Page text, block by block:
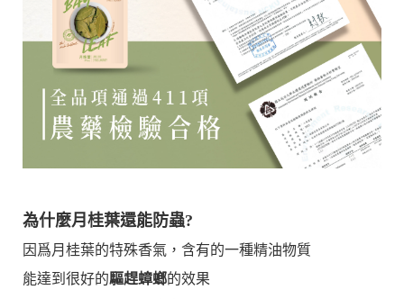
為什麼月桂葉還能防蟲?
因爲月桂葉的特殊香氣，含有的一種精油物質
能達到很好的驅趕蟑螂的效果